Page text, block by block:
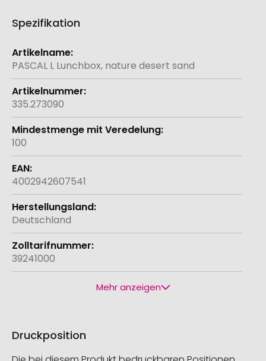
Spezifikation
Weitere
Informationen
PASCAL L Lunchbox, nature desert sand
335.273090
100
4002942607541
Deutschland
39241000
Mehr anzeigen
Druckposition